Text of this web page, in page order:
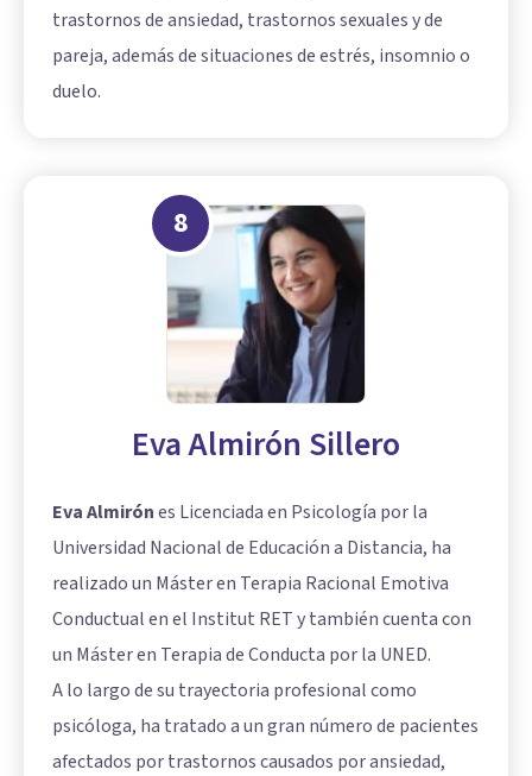
trastornos de ansiedad, trastornos sexuales y de
pareja, además de situaciones de estrés, insomnio o
duelo.
8
Eva Almirón Sillero
Eva Almirónes Licenciada en Psicología por la
Universidad Nacional de Educación a Distancia, ha
realizado un Máster en Terapia Racional Emotiva
Conductual en el Institut RET y también cuenta con
un Máster en Terapia de Conducta por la UNED.
A lo largo de su trayectoria profesional como
psicóloga, ha tratado a un gran número de pacientes
afectados por trastornos causados por ansiedad,